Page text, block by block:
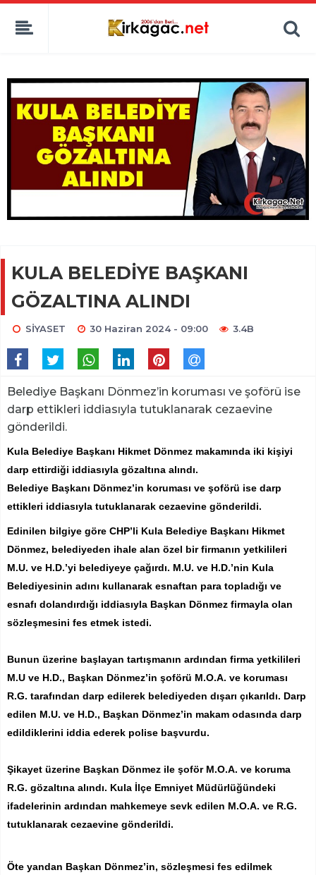
KULA BELEDİYE BAŞKANI
GÖZALTINA ALINDI
SİYASET 30 Haziran 2024 - 09:00 3.4B
Belediye Başkanı Dönmez’in koruması ve şoförü ise
darp ettikleri iddiasıyla tutuklanarak cezaevine
gönderildi.
Kula Belediye Başkanı Hikmet Dönmez makamında iki kişiyi
darp ettirdiği iddiasıyla gözaltına alındı.
Belediye Başkanı Dönmez’in koruması ve şoförü ise darp
ettikleri iddiasıyla tutuklanarak cezaevine gönderildi.
Edinilen bilgiye göre CHP’li Kula Belediye Başkanı Hikmet
Dönmez, belediyeden ihale alan özel bir firmanın yetkilileri
M.U. ve H.D.’yi belediyeye çağırdı. M.U. ve H.D.’nin Kula
Belediyesinin adını kullanarak esnaftan para topladığı ve
esnafı dolandırdığı iddiasıyla Başkan Dönmez firmayla olan
sözleşmesini fes etmek istedi.
Bunun üzerine başlayan tartışmanın ardından firma yetkilileri
M.U ve H.D., Başkan Dönmez’in şoförü M.O.A. ve koruması
R.G. tarafından darp edilerek belediyeden dışarı çıkarıldı. Darp
edilen M.U. ve H.D., Başkan Dönmez’in makam odasında darp
edildiklerini iddia ederek polise başvurdu.
Şikayet üzerine Başkan Dönmez ile şoför M.O.A. ve koruma
R.G. gözaltına alındı. Kula İlçe Emniyet Müdürlüğündeki
ifadelerinin ardından mahkemeye sevk edilen M.O.A. ve R.G.
tutuklanarak cezaevine gönderildi.
Öte yandan Başkan Dönmez’in, sözleşmesi fes edilmek